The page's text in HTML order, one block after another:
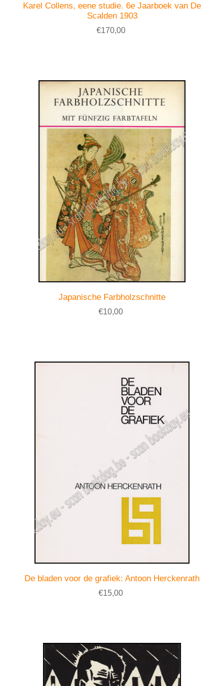
Karel Collens, eene studie. 6e Jaarboek van De
Scalden 1903
€170,00
Japanische Farbholzschnitte
€10,00
De bladen voor de grafiek: Antoon Herckenrath
€15,00